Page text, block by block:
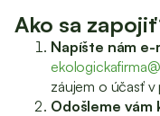
Ako sa
Napíšte nám e-
záujem o účasť v
Odošleme